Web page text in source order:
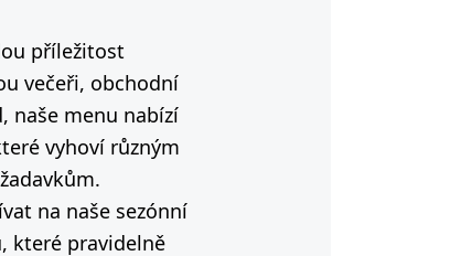
příležitost
večeři, obchodní
naše menu nabízí
vyhoví různým
na naše sezónní
které pravidelně